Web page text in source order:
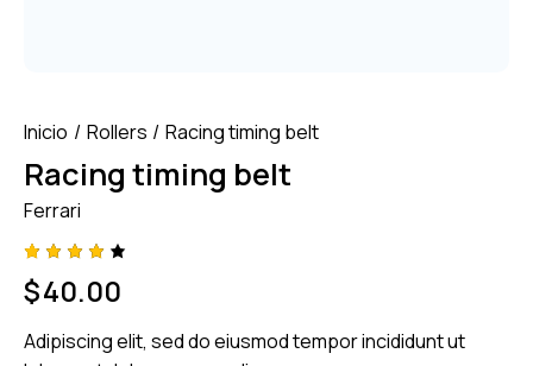
Inicio Rollers Racing timing belt
Racing timing belt
Ferrari
Valora
do con
4.00
en
1
$40.00
Adipiscing elit, sed do eiusmod tempor incididunt ut